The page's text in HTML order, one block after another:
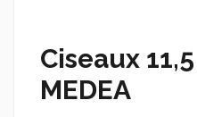
Ciseaux
MEDEA